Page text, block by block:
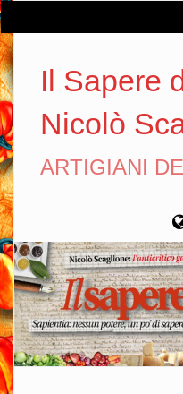
Il Sapere
Nicolò
ARTIGIANI